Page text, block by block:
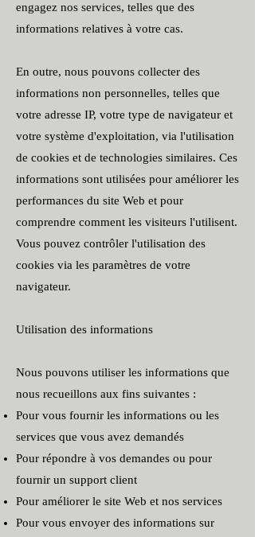
engagez nos services, telles que des
informations relatives à votre cas.
En outre, nous pouvons collecter des
informations non personnelles, telles que
votre adresse IP, votre type de navigateur et
votre système d'exploitation, via l'utilisation
de cookies et de technologies similaires. Ces
informations sont utilisées pour améliorer les
performances du site Web et pour
comprendre comment les visiteurs l'utilisent.
Vous pouvez contrôler l'utilisation des
cookies via les paramètres de votre
navigateur.
Utilisation des informations
Nous pouvons utiliser les informations que
nous recueillons aux fins suivantes :
Pour vous fournir les informations ou les
services que vous avez demandés
Pour répondre à vos demandes ou pour
fournir un support client
Pour améliorer le site Web et nos services
Pour vous envoyer des informations sur